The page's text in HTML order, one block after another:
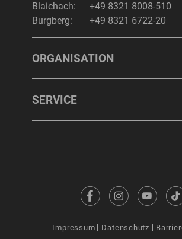
Blaichach:
+49 8321 8008-510
Burgberg:
+49 8321 6722-20
ORGANISATION
SERVICE
Impressum Datenschutz